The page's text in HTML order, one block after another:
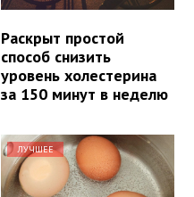
Раскрыт простой
способ снизить
уровень холестерина
за 150 минут в неделю
ЛУЧШЕЕ